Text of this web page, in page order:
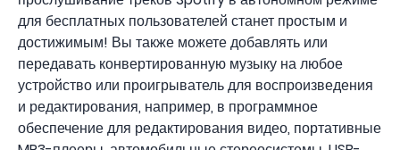
для бесплатных пользователей станет простым и
достижимым! Вы также можете добавлять или
передавать конвертированную музыку на любое
устройство или проигрыватель для воспроизведения
и редактирования, например, в программное
обеспечение для редактирования видео, портативные